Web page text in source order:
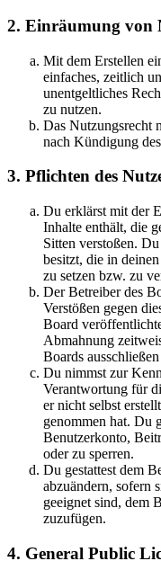
2. Einräumung von
Mit dem Erstellen
einfaches, zeitlich
unentgeltliches
zu nutzen.
Das Nutzungsrecht
nach Kündigung
3. Pflichten des
Du erklärst mit der
Inhalte enthält, die
Sitten verstoßen.
besitzt, die in
zu setzen bzw. zu
Der Betreiber des
Verstößen gegen
Board
Abmahnung
Boards
Du nimmst zur
Verantwortung für
er nicht selbst
genommen hat. Du
Benutzerkonto,
oder zu sperren.
Du gestattest dem
abzuändern, sofern
geeignet sind, dem
zuzufügen.
4. General Public